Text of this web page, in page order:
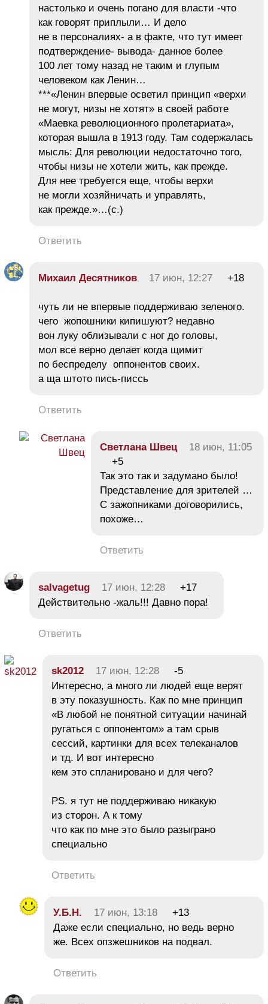
настолько и очень погано для власти -что
как говорят приплыли… И дело
не в персоналиях- а в факте, что тут имеет
подтверждение- вывода- данное более
100 лет тому назад не таким и глупым
человеком как Ленин…
***«Ленин впервые осветил принцип «верхи
не могут, низы не хотят» в своей работе
«Маевка революционного пролетариата»,
которая вышла в 1913 году. Там содержалась
мысль: Для революции недостаточно того,
чтобы низы не хотели жить, как прежде.
Для нее требуется еще, чтобы верхи
не могли хозяйничать и управлять,
как прежде.»…(с.)
Ответить
Михаил Десятников 17 июн, 12:27 +18
чуть ли не впервые поддерживаю зеленого.
чего жопошники кипишуют? недавно
вон луку облизывали с ног до головы,
мол все верно делает когда щимит
по беспределу оппонентов своих.
а ща штото пись-писсь
Ответить
Светлана Швец
18 июн, 11:05
+5
Так это так и задумано было!
Представление для зрителей …
С зажопниками договорились,
похоже…
Ответить
salvagetug 17 июн, 12:28
+17
Действительно -жаль!!! Давно пора!
Ответить
sk2012 17 июн, 12:28
-5
Интересно, а много ли людей еще верят
в эту показушность. Как по мне принцип
«В любой не понятной ситуации начинай
ругаться с оппонентом» а там срыв
сессий, картинки для всех телеканалов
и тд. И вот интересно
кем это спланировано и для чего?
PS. я тут не поддерживаю никакую
из сторон. А к тому
что как по мне это было разыграно
специально
Ответить
У.Б.Н. 17 июн, 13:18
+13
Даже если специально, но ведь верно
же. Всех опзжешников на подвал.
Ответить